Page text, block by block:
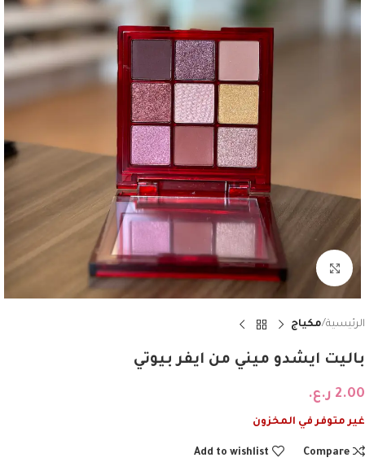
Click to enlarge
الرئيسية مكياج
باليت ايشدو ميني من ايفر بيوتي
2.00 ر.ع.
غير متوفر في المخزون
Compare
Add to wishlist